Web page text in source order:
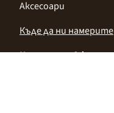
Аксесоари
Къде да ни намерите
Централен Офис